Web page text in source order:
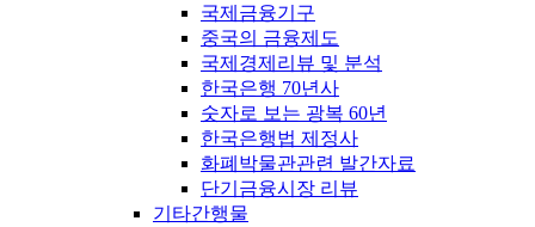
국제금융기구
중국의 금융제도
국제경제리뷰 및 분석
한국은행 70년사
숫자로 보는 광복 60년
한국은행법 제정사
화폐박물관관련 발간자료
단기금융시장 리뷰
기타간행물